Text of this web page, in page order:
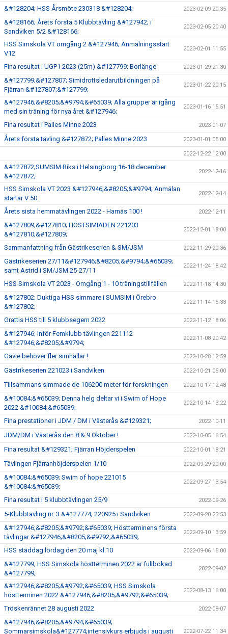
&#128204; HSS Årsmöte 230318 &#128204; 2023-02-09 20:35
&#128166; Årets första 5 Klubbtävling &#127942; i
Sandviken 5/2 &#128166;
2023-02-05 20:40
HSS Simskola VT omgång 2 &#127946; Anmälningsstart
V12
2023-02-01 11:55
Fina resultat i UGP1 2023 (25m) &#127799; Borlänge 2023-01-29 21:30
&#127799;&#127807; Simidrottsledarutbildningen på
Fjärran &#127807;&#127799;
2023-01-22 20:15
&#127946;&#8205;&#9794;&#65039; Alla grupper är igång
med sin träning för nya året &#127946;
2023-01-16 15:51
Fina resultat i Palles Minne 2023 2023-01-07
Årets första tävling &#127872; Palles Minne 2023 2023-01-01 05:00
2022-12-22 12:00
&#127872;SUMSIM Riks i Helsingborg 16-18 december
&#127872;
2022-12-16
HSS Simskola VT 2023 &#127946;&#8205;&#9794; Anmälan
startar V 50
2022-12-14
Årets sista hemmatävlingen 2022 - Harnäs 100 ! 2022-12-11
&#127809;&#127810; HÖSTSIMIADEN 221203
&#127810;&#127809;
2022-12-01 18:00
Sammanfattning från Gästrikeserien & SM/JSM 2022-11-29 20:36
Gästrikeserien 27/11&#127946;&#8205;&#9794;&#65039;
samt Astrid i SM/JSM 25-27/11
2022-11-24 18:42
HSS Simskola VT 2023 - Omgång 1 - 10 träningstillfällen 2022-11-18 14:30
&#127802; Duktiga HSS simmare i SUMSIM i Örebro
&#127802;
2022-11-14 15:33
Grattis HSS till 5 klubbsegern 2022 2022-11-12 18:06
&#127946; Inför Femklubb tävlingen 221112
&#127946;&#8205;&#9794;
2022-11-08 20:42
Gävle behöver fler simhallar ! 2022-10-28 12:59
Gästrikeserien 221023 i Sandviken 2022-10-21 05:00
Tillsammans simmade de 106200 meter för forskningen 2022-10-17 12:48
&#10084;&#65039; Denna helg deltar vi i Swim of Hope
2022 &#10084;&#65039;
2022-10-14 13:22
Fina prestationer i JDM / DM i Västerås &#129321; 2022-10-11
JDM/DM i Västerås den 8 & 9 Oktober ! 2022-10-05 16:54
Fina resultat &#129321; Fjärran Höjderspelen 2022-10-01 18:21
Tävlingen Fjärranhöjderspelen 1/10 2022-09-29 20:00
&#10084;&#65039; Swim of hope 221015
&#10084;&#65039;
2022-09-27 13:54
Fina resultat i 5 klubbtävlingen 25/9 2022-09-26
5-Klubbtävling nr. 3 &#127774; 220925 i Sandviken 2022-09-20 23:53
&#127946;&#8205;&#9792;&#65039; Höstterminens första
tävlingar &#127946;&#8205;&#9792;&#65039;
2022-09-10 13:59
HSS städdag lördag den 20 maj kl.10 2022-09-06 15:00
&#127799; HSS Simskola höstterminen 2022 är fullbokad
&#127799;
2022-09-02
&#127946;&#8205;&#9792;&#65039; HSS Simskola
höstterminen 2022 &#127946;&#8205;&#9792;&#65039;
2022-08-13 16:00
Tröskenrännet 28 augusti 2022 2022-08-07
&#127946;&#8205;&#9794;&#65039;
Sommarsimskola&#127774;intensivkurs erbjuds i augusti
2022-07-22 11:34